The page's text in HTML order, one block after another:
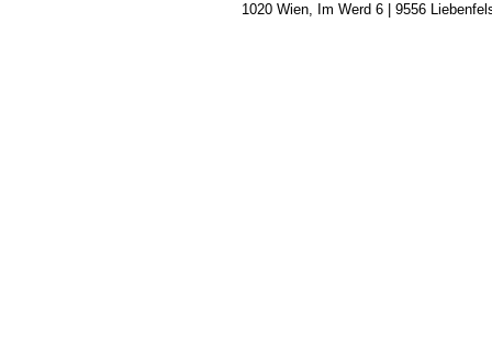
1020 Wien, Im Werd 6 9556